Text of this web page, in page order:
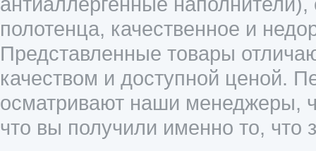
полотенца, качественное и
Представленные товары
качеством и доступной ценой.
осматривают наши менеджеры,
что вы получили именно то, что